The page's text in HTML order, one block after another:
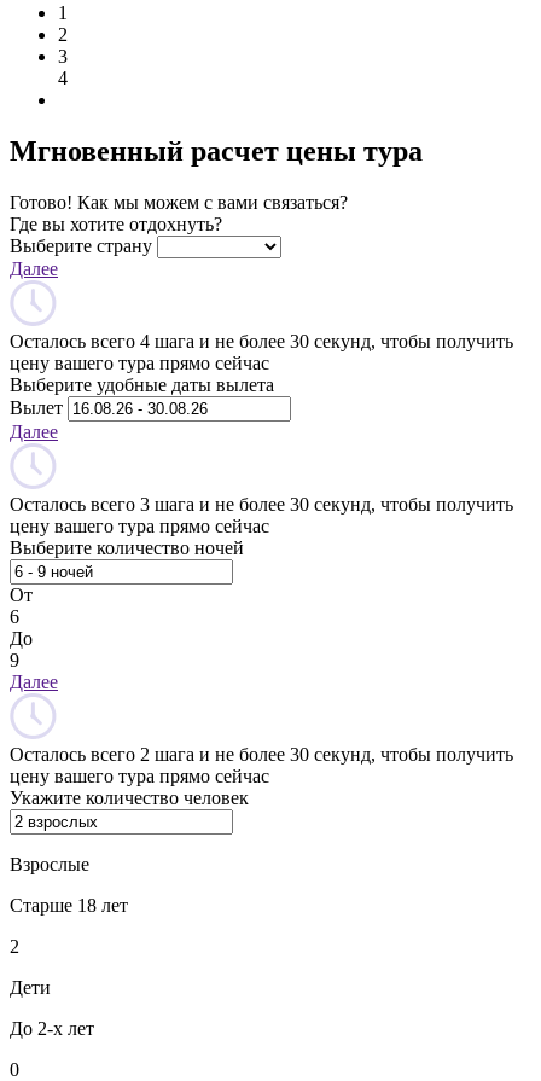
1
2
3
4
Мгновенный расчет цены тура
Готово! Как мы можем с вами связаться?
Где вы хотите отдохнуть?
Выберите страну
Далее
Осталось всего 4 шага и не более 30 секунд, чтобы получить
цену вашего тура прямо сейчас
Выберите удобные даты вылета
Вылет
Далее
Осталось всего 3 шага и не более 30 секунд, чтобы получить
цену вашего тура прямо сейчас
Выберите количество ночей
От
6
До
9
Далее
Осталось всего 2 шага и не более 30 секунд, чтобы получить
цену вашего тура прямо сейчас
Укажите количество человек
Взрослые
Старше 18 лет
2
Дети
До 2-х лет
0